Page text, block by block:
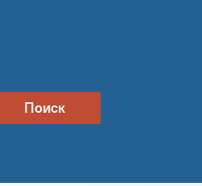
Поиск